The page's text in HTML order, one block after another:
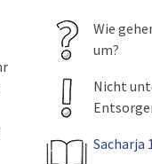
Wie
um?
Nicht
Sacharja